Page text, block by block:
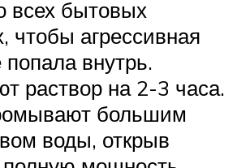
всех бытовых
чтобы агрессивная
внутрь.
раствор на 2-3 часа.
большим
воды, открыв